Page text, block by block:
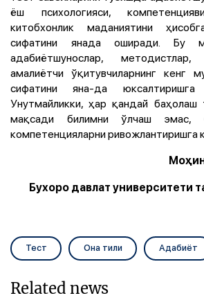
ёш психологияси,
китобхонлик маданиятини
сифатини янада оширади. Бу
адабиётшунослар,
амалиётчи ўқитувчиларнинг кенг
сифатини яна-да
Унутмайликки, ҳар қандай баҳолаш
мақсади билимни ўлчаш эмас,
компетенцияларни ривожлантиришга
Бухоро давлат университети
Тест Она тили Адабиёт
Related news